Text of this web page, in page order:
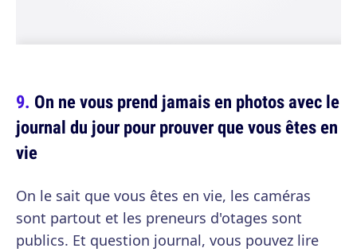
On ne vous prend jamais en photos avec le
journal du jour pour prouver que vous êtes en
vie
On le sait que vous êtes en vie, les caméras
sont partout et les preneurs d'otages sont
publics. Et question journal, vous pouvez lire